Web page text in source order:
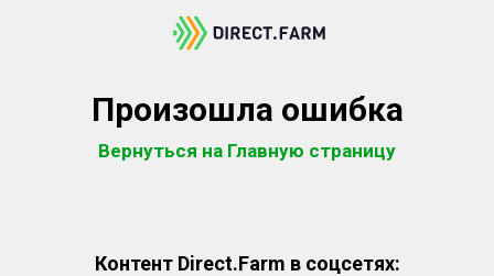
Произошла ошибка
Вернуться на Главную страницу
Контент Direct.Farm в соцсетях: